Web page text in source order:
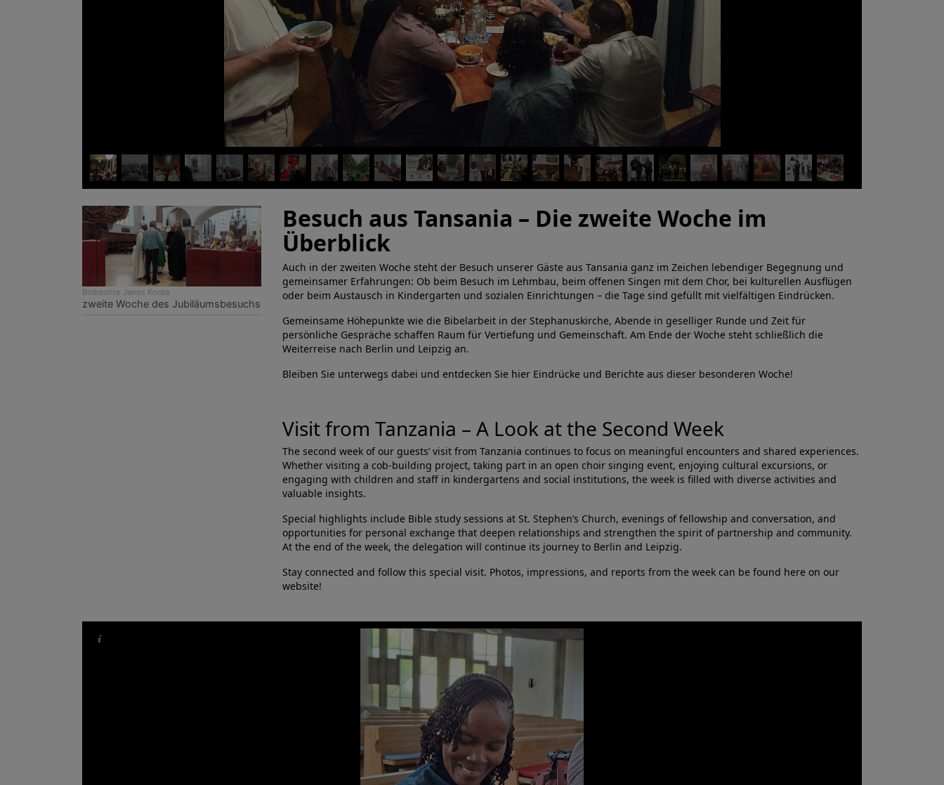
Bildrechte Janos Korda
zweite Woche des Jubiläumsbesuchs
Besuch aus Tansania – Die zweite Woche im
Überblick
Auch in der zweiten Woche steht der Besuch unserer Gäste aus Tansania ganz im Zeichen lebendiger Begegnung und
gemeinsamer Erfahrungen: Ob beim Besuch im Lehmbau, beim offenen Singen mit dem Chor, bei kulturellen Ausflügen
oder beim Austausch in Kindergarten und sozialen Einrichtungen – die Tage sind gefüllt mit vielfältigen Eindrücken.
Gemeinsame Höhepunkte wie die Bibelarbeit in der Stephanuskirche, Abende in geselliger Runde und Zeit für
persönliche Gespräche schaffen Raum für Vertiefung und Gemeinschaft. Am Ende der Woche steht schließlich die
Weiterreise nach Berlin und Leipzig an.
Bleiben Sie unterwegs dabei und entdecken Sie hier Eindrücke und Berichte aus dieser besonderen Woche!
Visit from Tanzania – A Look at the Second Week
The second week of our guests’ visit from Tanzania continues to focus on meaningful encounters and shared experiences.
Whether visiting a cob-building project, taking part in an open choir singing event, enjoying cultural excursions, or
engaging with children and staff in kindergartens and social institutions, the week is filled with diverse activities and
valuable insights.
Special highlights include Bible study sessions at St. Stephen’s Church, evenings of fellowship and conversation, and
opportunities for personal exchange that deepen relationships and strengthen the spirit of partnership and community.
At the end of the week, the delegation will continue its journey to Berlin and Leipzig.
Stay connected and follow this special visit. Photos, impressions, and reports from the week can be found here on our
website!